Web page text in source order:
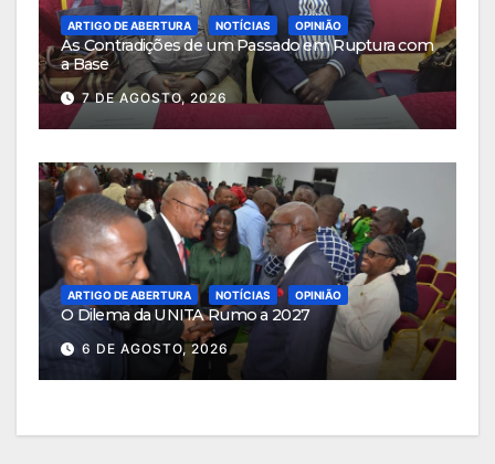
ARTIGO DE ABERTURA NOTÍCIAS OPINIÃO
As Contradições de um Passado em Ruptura com
a Base
7 DE AGOSTO, 2026
ARTIGO DE ABERTURA NOTÍCIAS OPINIÃO
O Dilema da UNITA Rumo a 2027
6 DE AGOSTO, 2026